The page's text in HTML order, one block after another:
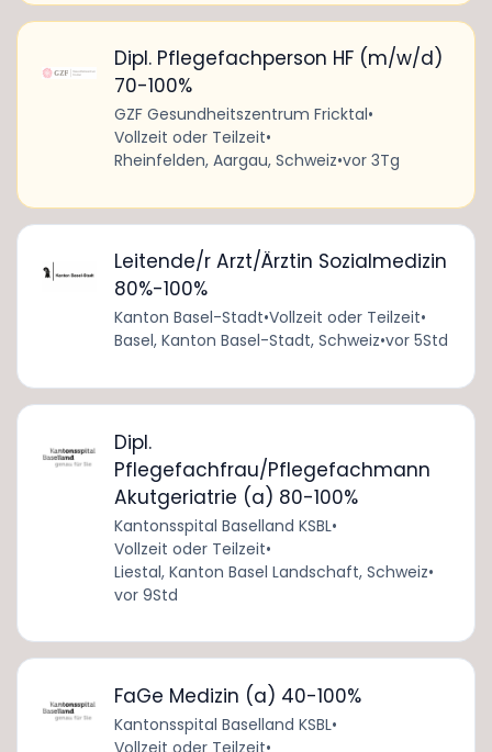
Dipl. Pflegefachperson HF (m/w/d)
70-100%
GZF Gesundheitszentrum Fricktal•
Vollzeit oder Teilzeit•
Rheinfelden, Aargau, Schweiz•vor 3Tg
Leitende/r Arzt/Ärztin Sozialmedizin
80%-100%
Kanton Basel-Stadt•Vollzeit oder Teilzeit•
Basel, Kanton Basel-Stadt, Schweiz•vor 5Std
Dipl.
Pflegefachfrau/Pflegefachmann
Akutgeriatrie (a) 80-100%
Kantonsspital Baselland KSBL•
Vollzeit oder Teilzeit•
Liestal, Kanton Basel Landschaft, Schweiz•
vor 9Std
FaGe Medizin (a) 40-100%
Kantonsspital Baselland KSBL•
Vollzeit oder Teilzeit•